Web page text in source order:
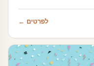
לפרטים ←